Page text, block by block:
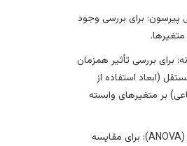
پیرسون: برای بررسی وجود
برای بررسی تأثیر همزمان
(ابعاد استفاده از
بر متغیرهای وابسته
تحلیل واریانس (ANOVA): برای مقایسه